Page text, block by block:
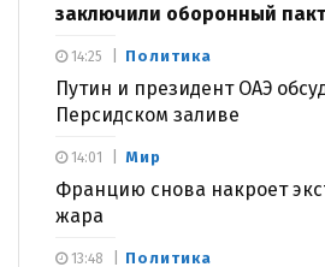
заключили оборонный
Политика
Путин и президент ОАЭ
Персидском заливе
14:25
Мир
Францию снова накроет
жара
14:01
Политика
13:48